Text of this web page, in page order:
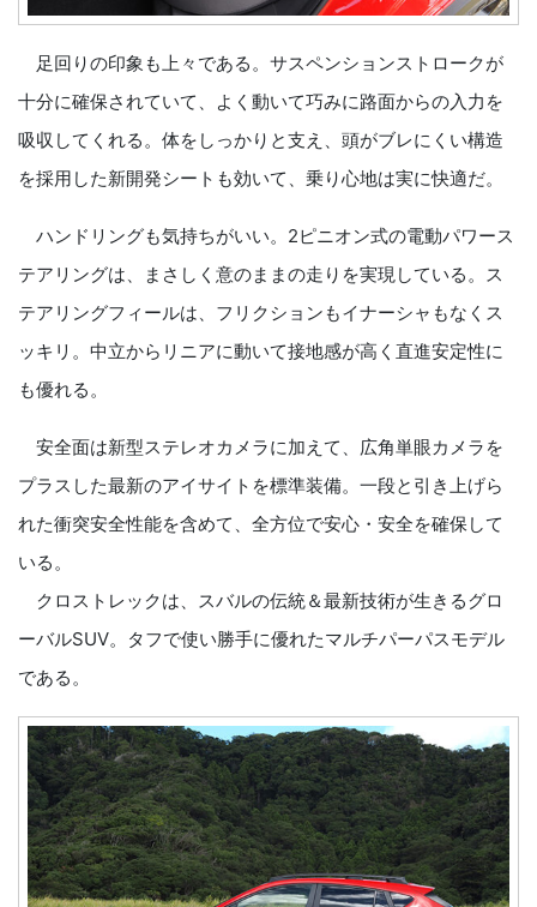
足回りの印象も上々である。サスペンションストロークが
十分に確保されていて、よく動いて巧みに路面からの入力を
吸収してくれる。体をしっかりと支え、頭がブレにくい構造
を採用した新開発シートも効いて、乗り心地は実に快適だ。
ハンドリングも気持ちがいい。2ピニオン式の電動パワース
テアリングは、まさしく意のままの走りを実現している。ス
テアリングフィールは、フリクションもイナーシャもなくス
ッキリ。中立からリニアに動いて接地感が高く直進安定性に
も優れる。
安全面は新型ステレオカメラに加えて、広角単眼カメラを
プラスした最新のアイサイトを標準装備。一段と引き上げら
れた衝突安全性能を含めて、全方位で安心・安全を確保して
いる。
クロストレックは、スバルの伝統＆最新技術が生きるグロ
ーバルSUV。タフで使い勝手に優れたマルチパーパスモデル
である。